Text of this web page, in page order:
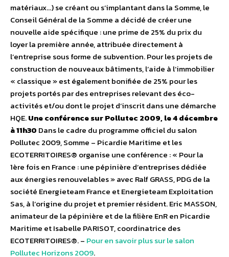
matériaux…) se créant ou s’implantant dans la Somme, le
Conseil Général de la Somme a décidé de créer une
nouvelle aide spécifique : une prime de 25% du prix du
loyer la première année, attribuée directement à
l’entreprise sous forme de subvention. Pour les projets de
construction de nouveaux bâtiments, l’aide à l’immobilier
« classique » est également bonifiée de 25% pour les
projets portés par des entreprises relevant des éco-
activités et/ou dont le projet d’inscrit dans une démarche
HQE.Une conférence sur Pollutec 2009, le 4 décembre
à 11h30 Dans le cadre du programme officiel du salon
Pollutec 2009, Somme – Picardie Maritime et les
ECOTERRITOIRES® organise une conférence : « Pour la
1ère fois en France : une pépinière d’entreprises dédiée
aux énergies renouvelables » avec Ralf GRASS, PDG de la
société Energieteam France et Energieteam Exploitation
Sas, à l’origine du projet et premier résident. Eric MASSON,
animateur de la pépinière et de la filière EnR en Picardie
Maritime et Isabelle PARISOT, coordinatrice des
ECOTERRITOIRES®. – Pour en savoir plus sur le salon
Pollutec Horizons 2009.